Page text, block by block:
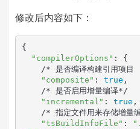
修改后内容如下：
{
"compilerOptions" : {
"composite" : true ,
"incremental" : true ,
"tsBuildInfoFile" :